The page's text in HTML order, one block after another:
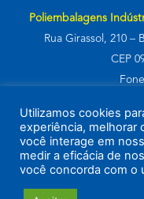
Poliembalagens
Rua Girassol, 210 –
CEP
Utilizamos cookies
experiência, melhorar
você interage em
medir a eficácia de
você concorda com o